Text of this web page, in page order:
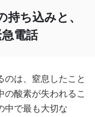
ち込みと、
電話
は、窒息したこと
の酸素が失われるこ
中で最も大切な